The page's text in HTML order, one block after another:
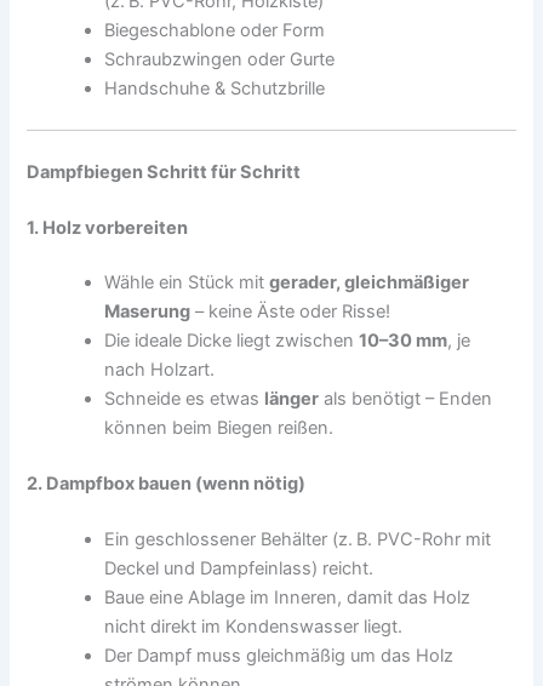
Biegeschablone oder Form
Schraubzwingen oder Gurte
Handschuhe & Schutzbrille
Dampfbiegen Schritt für Schritt
1. Holz vorbereiten
Wähle ein Stück mitgerader, gleichmäßiger
Maserung – keine Äste oder Risse!
Die ideale Dicke liegt zwischen10–30 mm, je
nach Holzart.
Schneide es etwas länger als benötigt – Enden
können beim Biegen reißen.
2. Dampfbox bauen (wenn nötig)
Ein geschlossener Behälter (z. B. PVC-Rohr mit
Deckel und Dampfeinlass) reicht.
Baue eine Ablage im Inneren, damit das Holz
nicht direkt im Kondenswasser liegt.
Der Dampf muss gleichmäßig um das Holz